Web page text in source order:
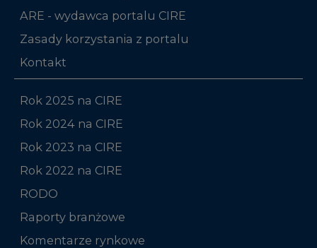
ARE - wydawca portalu CIRE
Zasady korzystania z portalu
Kontakt
Rok 2025 na CIRE
Rok 2024 na CIRE
Rok 2023 na CIRE
Rok 2022 na CIRE
RODO
Raporty branżowe
Komentarze rynkowe